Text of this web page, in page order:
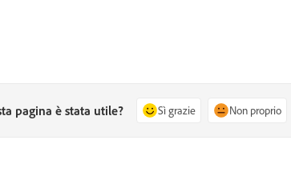
pagina è stata utile? Sì grazie Non proprio